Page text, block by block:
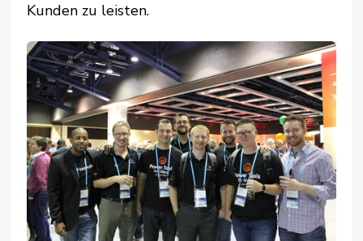
Kunden zu leisten.